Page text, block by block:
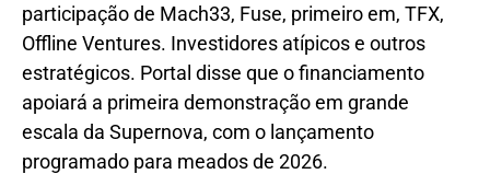
participação de Mach33, Fuse, primeiro em, TFX,
Offline Ventures. Investidores atípicos e outros
estratégicos. Portal disse que o financiamento
apoiará a primeira demonstração em grande
escala da Supernova, com o lançamento
programado para meados de 2026.